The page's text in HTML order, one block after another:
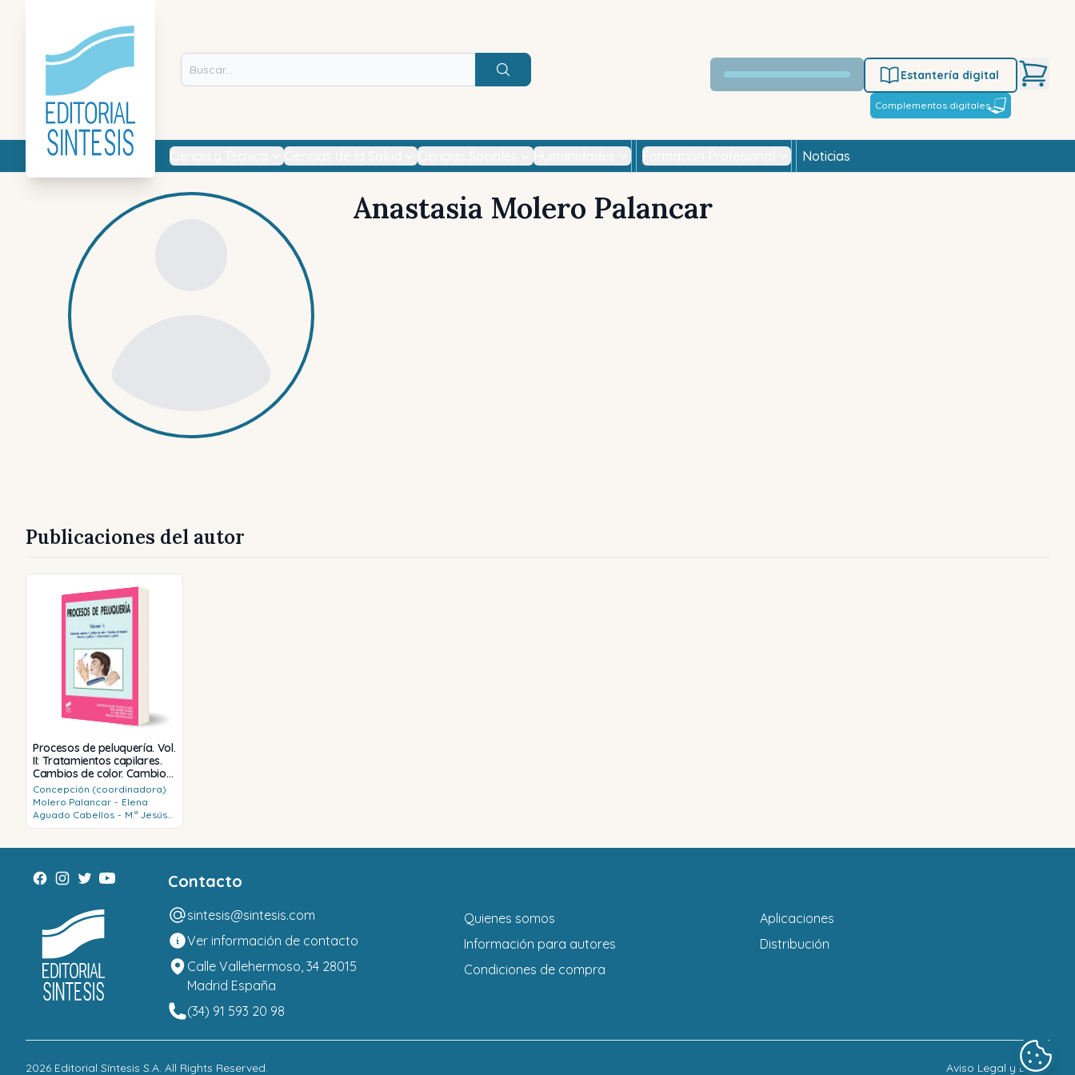
Buscar
Estantería digital
Complementos digitales
Noticias
Anastasia Molero Palancar
Publicaciones del autor
Procesos de peluquería. Vol.
II: Tratamientos capilares.
Cambios de color. Cambios
de longitud. Manicura y
pedicura. Administración y
gestión
Concepción (coordinadora)
Molero Palancar - Elena
Aguado Cabellos - M.ª Jesús
Arranz Sanz - Anastasia
Contacto
sintesis@sintesis.com
Ver información de contacto
Calle Vallehermoso, 34 28015
Madrid España
(34) 91 593 20 98
Quienes somos
Información para autores
Condiciones de compra
Aplicaciones
Distribución
2026 Editorial Síntesis S.A. All Rights Reserved. Aviso Legal y LOPD